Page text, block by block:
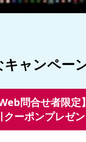
キャンペー
Web問合せ者限定】
ーポンプレゼン